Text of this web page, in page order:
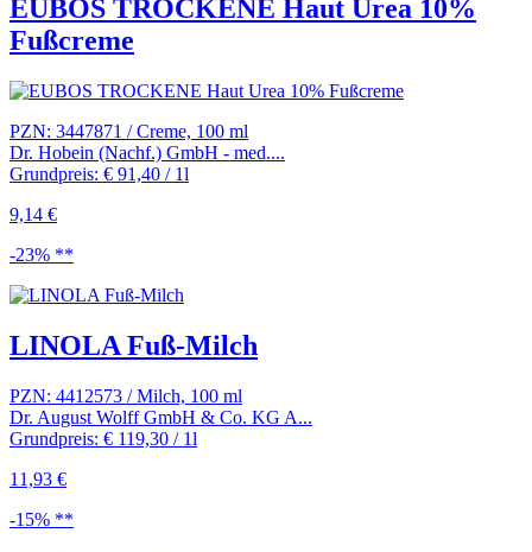
EUBOS TROCKENE Haut Urea 10%
Fußcreme
PZN: 3447871 / Creme, 100 ml
Dr. Hobein (Nachf.) GmbH - med....
Grundpreis: € 91,40 / 1l
9,14 €
-23% **
LINOLA Fuß-Milch
PZN: 4412573 / Milch, 100 ml
Dr. August Wolff GmbH & Co. KG A...
Grundpreis: € 119,30 / 1l
11,93 €
-15% **